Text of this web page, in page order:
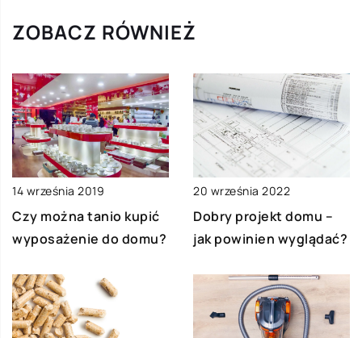
ZOBACZ RÓWNIEŻ
14 września 2019
Czy można tanio kupić
wyposażenie do domu?
20 września 2022
Dobry projekt domu –
jak powinien wyglądać?